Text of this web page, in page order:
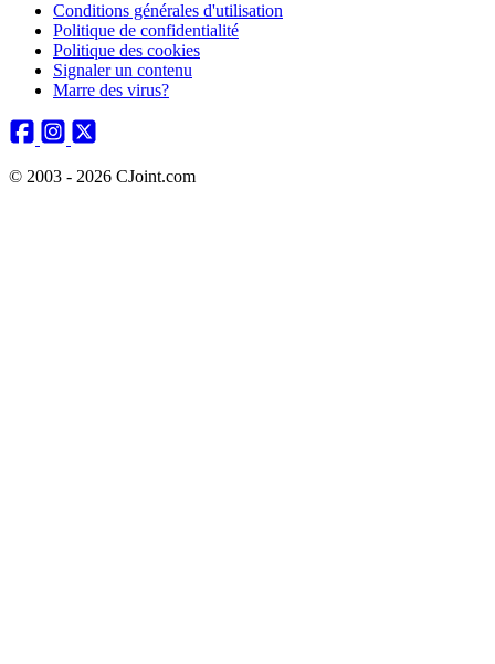
Conditions générales d'utilisation
Politique de confidentialité
Politique des cookies
Signaler un contenu
Marre des virus?
© 2003 - 2026 CJoint.com